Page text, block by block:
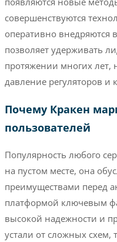
совершенствуются
оперативно внедряются
позволяет удерживать
протяжении многих лет,
давление регуляторов и
Почему Кракен
пользователей
Популярность любого
на пустом месте, она
преимуществами перед
платформой ключевым
высокой надежности и
устали от сложных схем,